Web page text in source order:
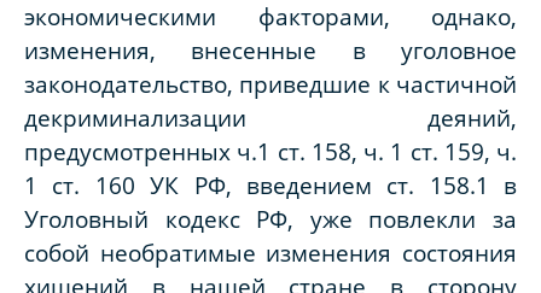
экономическими факторами, однако,
изменения, внесенные в уголовное
законодательство, приведшие к частичной
декриминализации деяний,
предусмотренных ч.1 ст. 158, ч. 1 ст. 159, ч.
1 ст. 160 УК РФ, введением ст. 158.1 в
Уголовный кодекс РФ, уже повлекли за
собой необратимые изменения состояния
хищений в нашей стране в сторону